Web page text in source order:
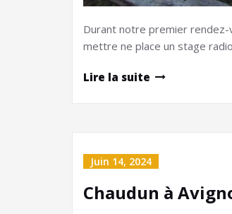
Durant notre premier rendez-
mettre ne place un stage
Lire la suite
Juin 14, 2024
Chaudun à